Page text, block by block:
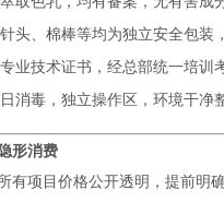
头、棉棒等均为独立安全包装
业技术证书，经总部统一培训
消毒，独立操作区，环境干净
形消费
有项目价格公开透明，提前明